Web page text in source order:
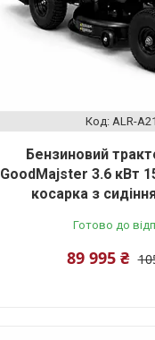
ALR-
Бензиновий
GoodMajster 3.6 кВт
косарка з
Готово до
89 995 ₴